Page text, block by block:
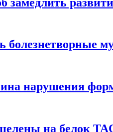
болезнетворные
нарушения
на белок